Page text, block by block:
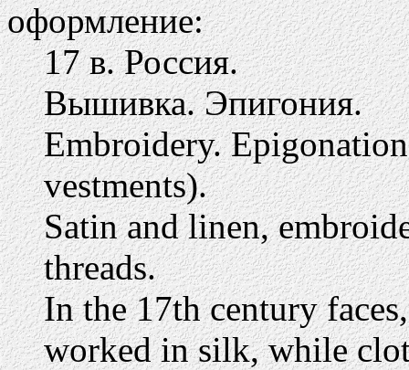
оформление:
17 в. Россия.
Вышивка. Эпигония.
Embroidery.
vestments).
Satin and linen,
threads.
In the 17th century
worked in silk, while